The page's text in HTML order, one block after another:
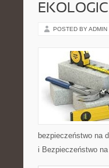
POSTED BY ADMIN
bezpieczeństwo na
i Bezpieczeństwo